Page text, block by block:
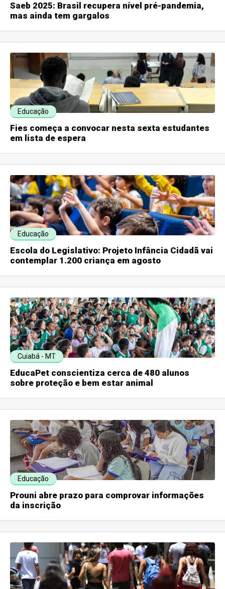
Saeb 2025: Brasil recupera nível pré-pandemia,
mas ainda tem gargalos
Educação
Fies começa a convocar nesta sexta estudantes
em lista de espera
Educação
Escola do Legislativo: Projeto Infância Cidadã vai
contemplar 1.200 criança em agosto
Cuiabá - MT
EducaPet conscientiza cerca de 480 alunos
sobre proteção e bem estar animal
Educação
Prouni abre prazo para comprovar informações
da inscrição